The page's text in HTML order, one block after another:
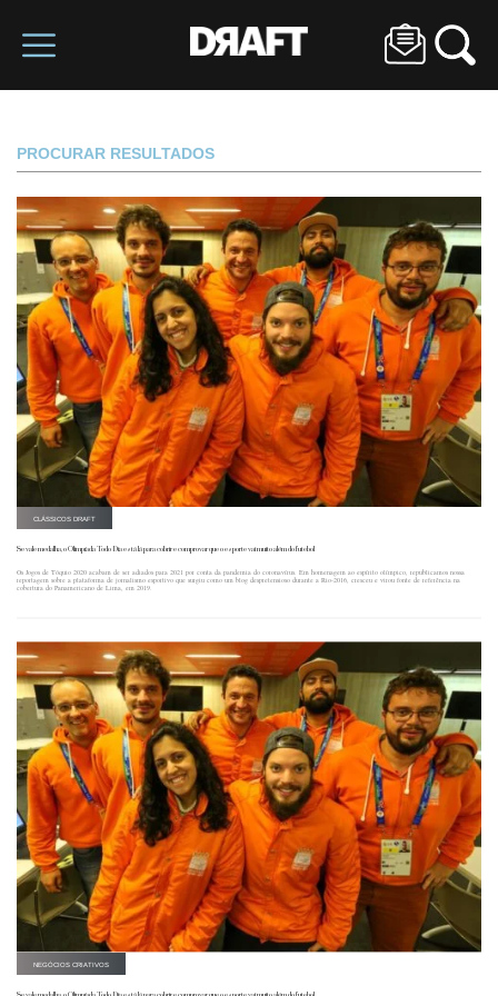
PROCURAR RESULTADOS
CLÁSSICOS DRAFT
Se vale medalha, o Olimpíada Todo Dia está lá para cobrir e comprovar que o esporte vai muito além do futebol
Os Jogos de Tóquio 2020 acabam de ser adiados para 2021 por conta da pandemia do coronavírus. Em homenagem ao espírito olímpico, republicamos nossa
reportagem sobre a plataforma de jornalismo esportivo que surgiu como um blog despretensioso durante a Rio-2016, cresceu e virou fonte de referência na
cobertura do Panamericano de Lima, em 2019.
NEGÓCIOS CRIATIVOS